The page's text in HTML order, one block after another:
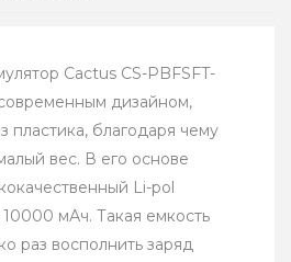
Cactus CS-PBFSFT-
дизайном,
пластика, благодаря чему
вес. В его основе
Li-pol
мАч. Такая емкость
раз восполнить заряд